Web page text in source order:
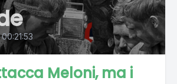
00:21:53
Meloni, ma i